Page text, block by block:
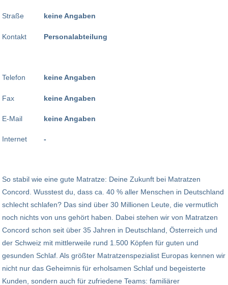
Straße
Kontakt
Telefon
Fax
E-Mail
Internet
keine Angaben
Personalabteilung
keine Angaben
keine Angaben
keine Angaben
-
So stabil wie eine gute Matratze: Deine Zukunft bei Matratzen
Concord. Wusstest du, dass ca. 40 % aller Menschen in Deutschland
schlecht schlafen? Das sind über 30 Millionen Leute, die vermutlich
noch nichts von uns gehört haben. Dabei stehen wir von Matratzen
Concord schon seit über 35 Jahren in Deutschland, Österreich und
der Schweiz mit mittlerweile rund 1.500 Köpfen für guten und
gesunden Schlaf. Als größter Matratzenspezialist Europas kennen wir
nicht nur das Geheimnis für erholsamen Schlaf und begeisterte
Kunden, sondern auch für zufriedene Teams: familiärer